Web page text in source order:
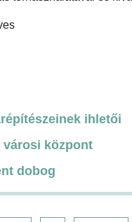
ihletői
városi központ
dobog